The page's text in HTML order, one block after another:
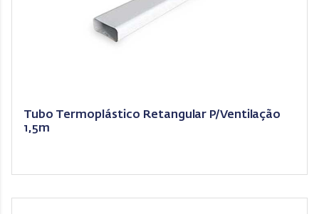
Tubo Termoplástico Retangular P/Ventilação
1,5m